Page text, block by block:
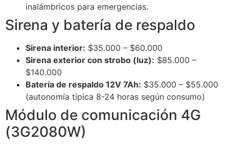
inalámbricos para emergencias.
Sirena y batería de respaldo
Sirena interior: $35.000 – $60.000
Sirena exterior con strobo (luz): $85.000 –
$140.000
Batería de respaldo 12V 7Ah: $35.000 – $55.000
(autonomía típica 8-24 horas según consumo)
Módulo de comunicación 4G
(3G2080W)